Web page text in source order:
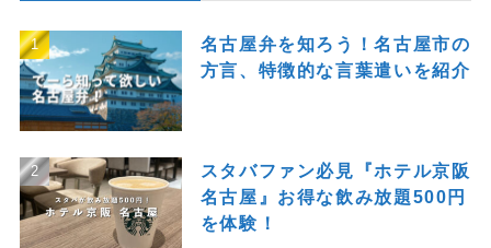
名古屋弁を知ろう！名古屋市の
方言、特徴的な言葉遣いを紹介
スタバファン必見『ホテル京阪
名古屋』お得な飲み放題500円
を体験！